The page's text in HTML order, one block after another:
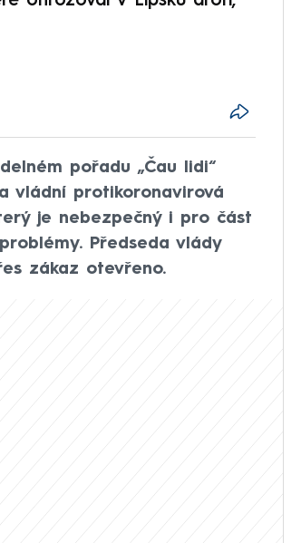
pořadu „Čau lidi“
vládní protikoronavirová
je nebezpečný i pro část
Předseda vlády
zákaz otevřeno.